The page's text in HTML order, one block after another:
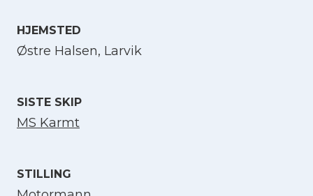
HJEMSTED
Østre Halsen, Larvik
SISTE SKIP
MS Karmt
STILLING
Velg språk
Norsk bokmål